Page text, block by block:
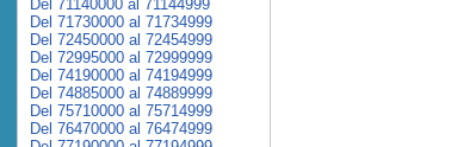
Del 71140000 al 71144999
Del 71730000 al 71734999
Del 72450000 al 72454999
Del 72995000 al 72999999
Del 74190000 al 74194999
Del 74885000 al 74889999
Del 75710000 al 75714999
Del 76470000 al 76474999